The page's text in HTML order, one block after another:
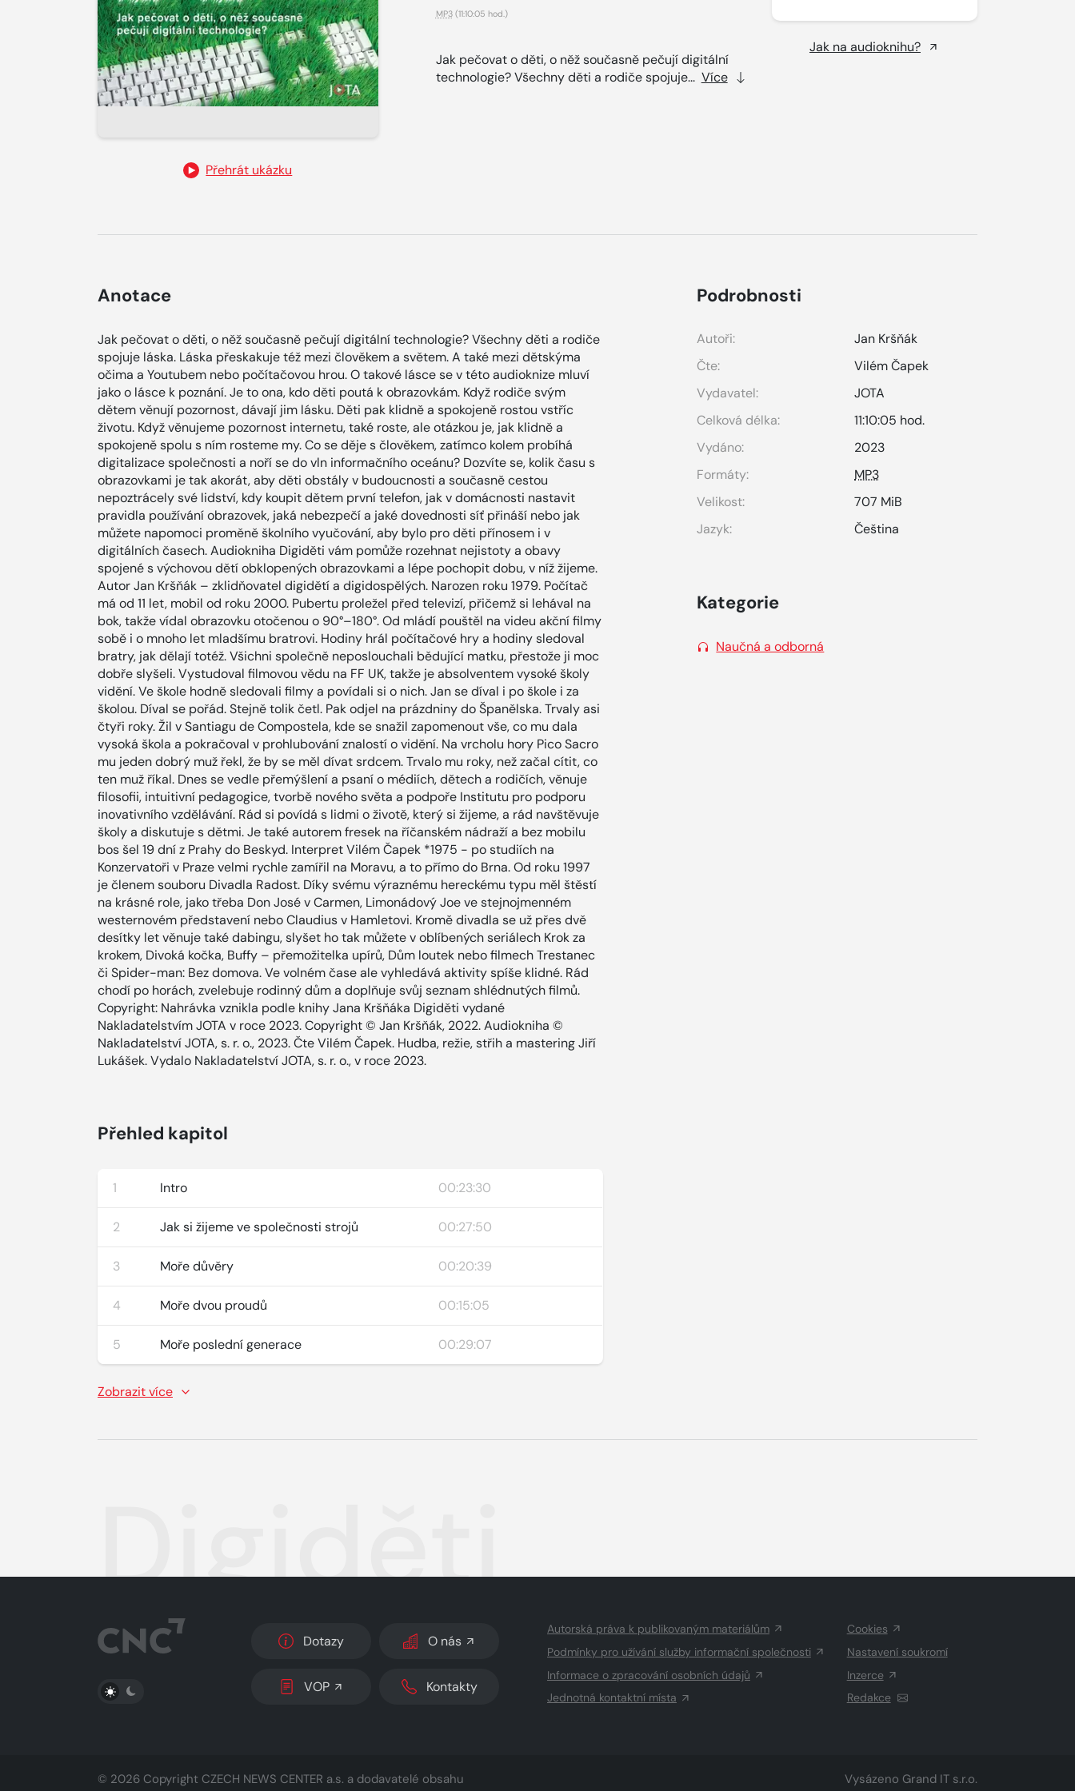
Přehrát ukázku
MP3(11:10:05 hod.)
Jak pečovat o děti, o něž současně pečují digitální
technologie? Všechny děti a rodiče spojuje... Více
Jak na audioknihu?
Anotace
Jak pečovat o děti, o něž současně pečují digitální technologie? Všechny děti a rodiče
spojuje láska. Láska přeskakuje též mezi člověkem a světem. A také mezi dětskýma
očima a Youtubem nebo počítačovou hrou. O takové lásce se v této audioknize mluví
jako o lásce k poznání. Je to ona, kdo děti poutá k obrazovkám. Když rodiče svým
dětem věnují pozornost, dávají jim lásku. Děti pak klidně a spokojeně rostou vstříc
životu. Když věnujeme pozornost internetu, také roste, ale otázkou je, jak klidně a
spokojeně spolu s ním rosteme my. Co se děje s člověkem, zatímco kolem probíhá
digitalizace společnosti a noří se do vln informačního oceánu? Dozvíte se, kolik času s
obrazovkami je tak akorát, aby děti obstály v budoucnosti a současně cestou
nepoztrácely své lidství, kdy koupit dětem první telefon, jak v domácnosti nastavit
pravidla používání obrazovek, jaká nebezpečí a jaké dovednosti síť přináší nebo jak
můžete napomoci proměně školního vyučování, aby bylo pro děti přínosem i v
digitálních časech. Audiokniha Digiděti vám pomůže rozehnat nejistoty a obavy
spojené s výchovou dětí obklopených obrazovkami a lépe pochopit dobu, v níž žijeme.
Autor Jan Kršňák – zklidňovatel digidětí a digidospělých. Narozen roku 1979. Počítač
má od 11 let, mobil od roku 2000. Pubertu proležel před televizí, přičemž si lehával na
bok, takže vídal obrazovku otočenou o 90°–180°. Od mládí pouštěl na videu akční filmy
sobě i o mnoho let mladšímu bratrovi. Hodiny hrál počítačové hry a hodiny sledoval
bratry, jak dělají totéž. Všichni společně neposlouchali bědující matku, přestože ji moc
dobře slyšeli. Vystudoval filmovou vědu na FF UK, takže je absolventem vysoké školy
vidění. Ve škole hodně sledovali filmy a povídali si o nich. Jan se díval i po škole i za
školou. Díval se pořád. Stejně tolik četl. Pak odjel na prázdniny do Španělska. Trvaly asi
čtyři roky. Žil v Santiagu de Compostela, kde se snažil zapomenout vše, co mu dala
vysoká škola a pokračoval v prohlubování znalostí o vidění. Na vrcholu hory Pico Sacro
mu jeden dobrý muž řekl, že by se měl dívat srdcem. Trvalo mu roky, než začal cítit, co
ten muž říkal. Dnes se vedle přemýšlení a psaní o médiích, dětech a rodičích, věnuje
filosofii, intuitivní pedagogice, tvorbě nového světa a podpoře Institutu pro podporu
inovativního vzdělávání. Rád si povídá s lidmi o životě, který si žijeme, a rád navštěvuje
školy a diskutuje s dětmi. Je také autorem fresek na říčanském nádraží a bez mobilu
bos šel 19 dní z Prahy do Beskyd. Interpret Vilém Čapek *1975 - po studiích na
Konzervatoři v Praze velmi rychle zamířil na Moravu, a to přímo do Brna. Od roku 1997
je členem souboru Divadla Radost. Díky svému výraznému hereckému typu měl štěstí
na krásné role, jako třeba Don José v Carmen, Limonádový Joe ve stejnojmenném
westernovém představení nebo Claudius v Hamletovi. Kromě divadla se už přes dvě
desítky let věnuje také dabingu, slyšet ho tak můžete v oblíbených seriálech Krok za
krokem, Divoká kočka, Buffy – přemožitelka upírů, Dům loutek nebo filmech Trestanec
či Spider-man: Bez domova. Ve volném čase ale vyhledává aktivity spíše klidné. Rád
chodí po horách, zvelebuje rodinný dům a doplňuje svůj seznam shlédnutých filmů.
Copyright: Nahrávka vznikla podle knihy Jana Kršňáka Digiděti vydané
Nakladatelstvím JOTA v roce 2023. Copyright © Jan Kršňák, 2022. Audiokniha ©
Nakladatelství JOTA, s. r. o., 2023. Čte Vilém Čapek. Hudba, režie, střih a mastering Jiří
Lukášek. Vydalo Nakladatelství JOTA, s. r. o., v roce 2023.
Přehled kapitol
1 Intro 00:23:30
2 Jak si žijeme ve společnosti strojů 00:27:50
3 Moře důvěry 00:20:39
4 Moře dvou proudů 00:15:05
5 Moře poslední generace 00:29:07
Zobrazit více
Podrobnosti
Autoři:
Jan Kršňák
Čte:
Vilém Čapek
Vydavatel:
JOTA
Celková délka:
11:10:05 hod.
Vydáno:
2023
Formáty:
MP3
Velikost:
707 MiB
Jazyk:
Čeština
Kategorie
Naučná a odborná
Digiděti
PŘEPNOUT SVĚTLÝ/TMAVÝ REŽIM
Dotazy O nás
VOP Kontakty
Autorská práva k publikovaným materiálům
Podmínky pro užívání služby informační společnosti
Informace o zpracování osobních údajů
Jednotná kontaktní místa
Cookies
Nastavení soukromí
Inzerce
Redakce
© 2026 Copyright CZECH NEWS CENTER a.s. a dodavatelé obsahu Vysázeno Grand IT s.r.o.